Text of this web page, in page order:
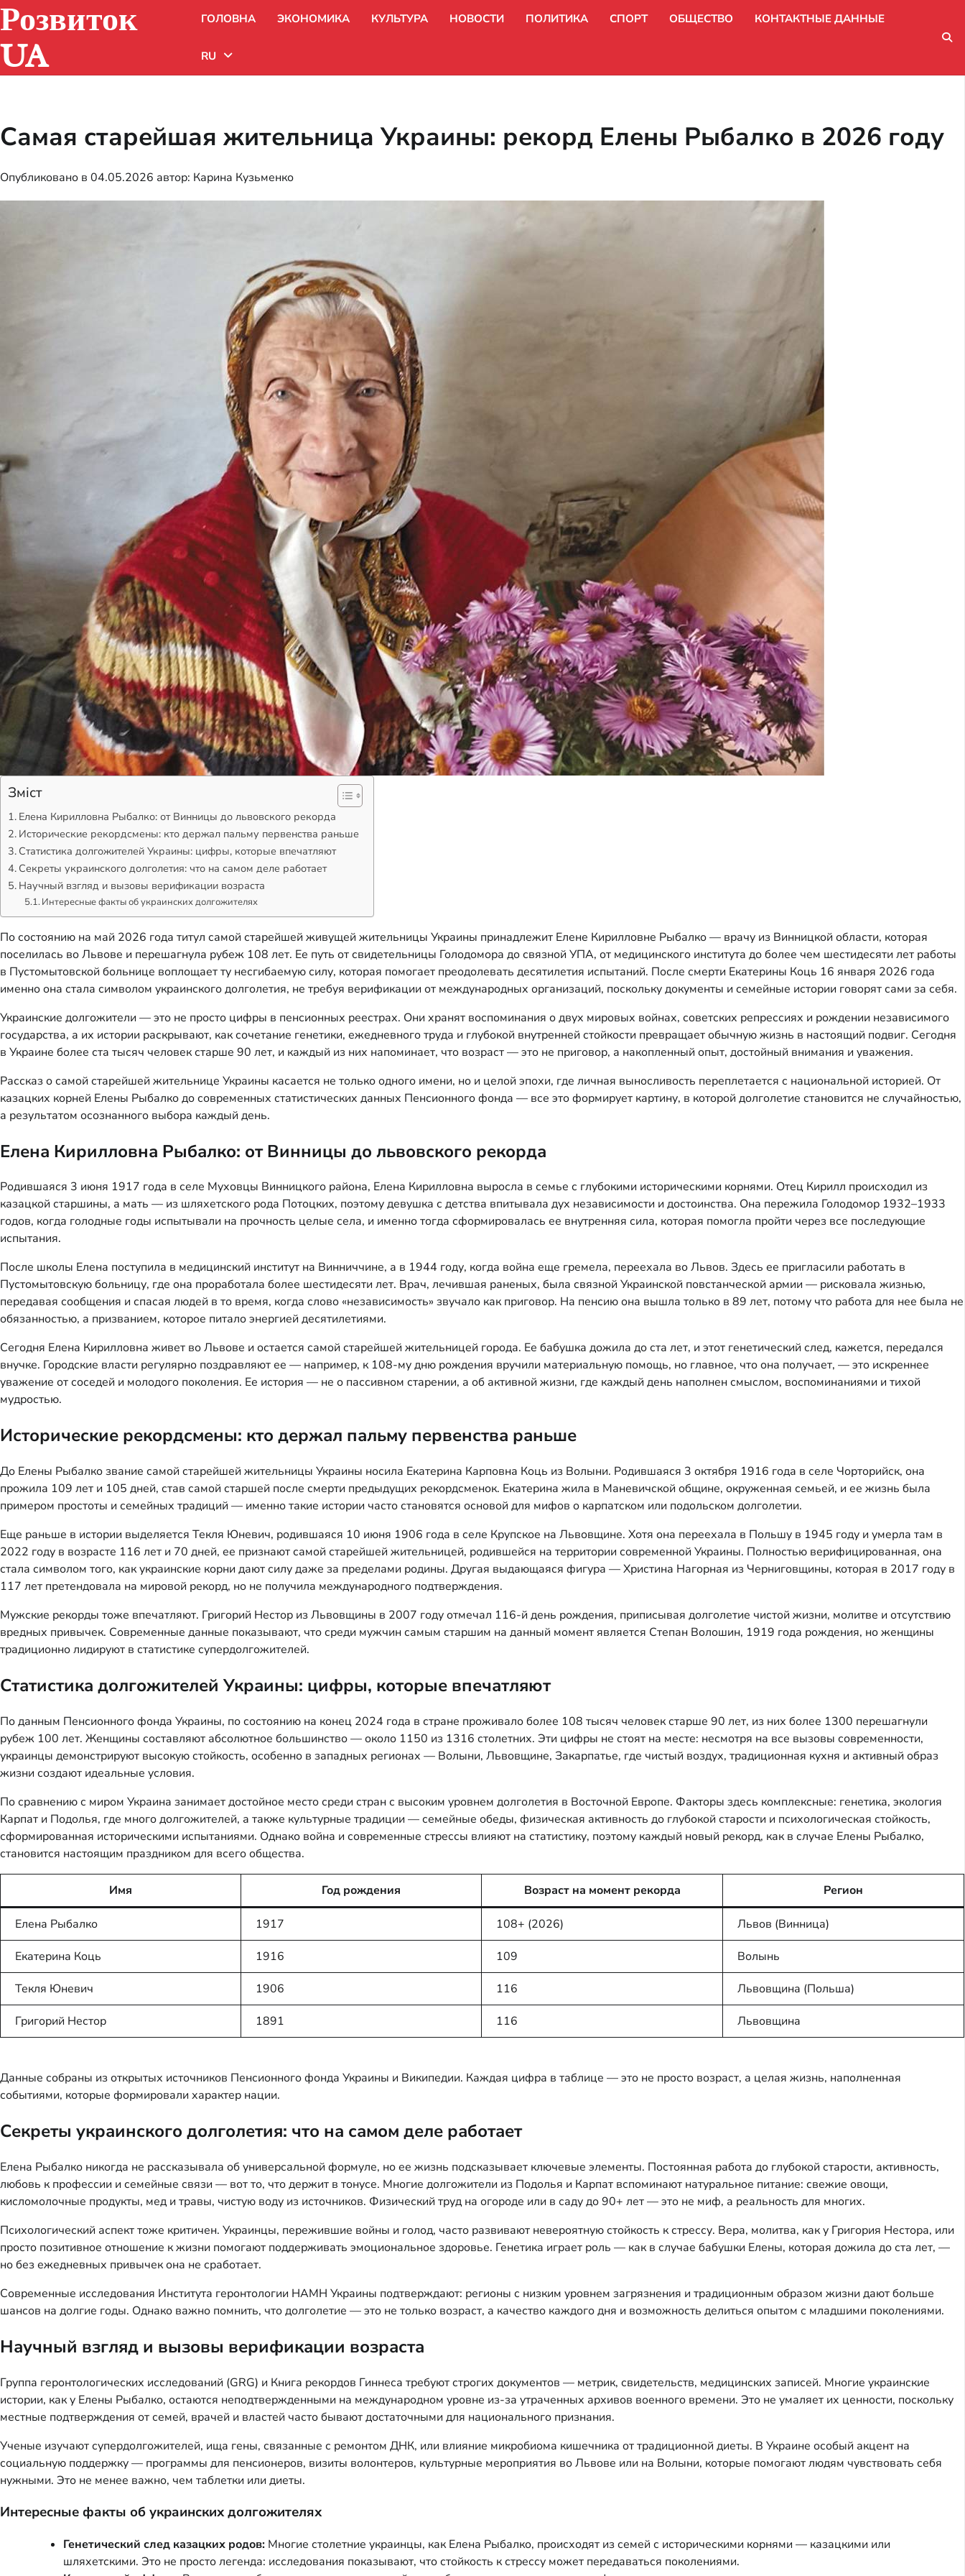
Перейти
к
содержимому
Розвиток
UA
ГОЛОВНА ЭКОНОМИКА КУЛЬТУРА НОВОСТИ ПОЛИТИКА СПОРТ ОБЩЕСТВО КОНТАКТНЫЕ ДАННЫЕ
RU
Ru
Самая старейшая жительница Украины: рекорд Елены Рыбалко в 2026 году
Опубликовано в 04.05.2026 автор: Карина Кузьменко
Зміст
Елена Кирилловна Рыбалко: от Винницы до львовского рекорда
Исторические рекордсмены: кто держал пальму первенства раньше
Статистика долгожителей Украины: цифры, которые впечатляют
Секреты украинского долголетия: что на самом деле работает
Научный взгляд и вызовы верификации возраста
Интересные факты об украинских долгожителях
По состоянию на май 2026 года титул самой старейшей живущей жительницы Украины принадлежит Елене Кирилловне Рыбалко — врачу из Винницкой области, которая
поселилась во Львове и перешагнула рубеж 108 лет. Ее путь от свидетельницы Голодомора до связной УПА, от медицинского института до более чем шестидесяти лет работы
в Пустомытовской больнице воплощает ту несгибаемую силу, которая помогает преодолевать десятилетия испытаний. После смерти Екатерины Коць 16 января 2026 года
именно она стала символом украинского долголетия, не требуя верификации от международных организаций, поскольку документы и семейные истории говорят сами за себя.
Украинские долгожители — это не просто цифры в пенсионных реестрах. Они хранят воспоминания о двух мировых войнах, советских репрессиях и рождении независимого
государства, а их истории раскрывают, как сочетание генетики, ежедневного труда и глубокой внутренней стойкости превращает обычную жизнь в настоящий подвиг. Сегодня
в Украине более ста тысяч человек старше 90 лет, и каждый из них напоминает, что возраст — это не приговор, а накопленный опыт, достойный внимания и уважения.
Рассказ о самой старейшей жительнице Украины касается не только одного имени, но и целой эпохи, где личная выносливость переплетается с национальной историей. От
казацких корней Елены Рыбалко до современных статистических данных Пенсионного фонда — все это формирует картину, в которой долголетие становится не случайностью,
а результатом осознанного выбора каждый день.
Елена Кирилловна Рыбалко: от Винницы до львовского рекорда
Родившаяся 3 июня 1917 года в селе Муховцы Винницкого района, Елена Кирилловна выросла в семье с глубокими историческими корнями. Отец Кирилл происходил из
казацкой старшины, а мать — из шляхетского рода Потоцких, поэтому девушка с детства впитывала дух независимости и достоинства. Она пережила Голодомор 1932–1933
годов, когда голодные годы испытывали на прочность целые села, и именно тогда сформировалась ее внутренняя сила, которая помогла пройти через все последующие
испытания.
После школы Елена поступила в медицинский институт на Винниччине, а в 1944 году, когда война еще гремела, переехала во Львов. Здесь ее пригласили работать в
Пустомытовскую больницу, где она проработала более шестидесяти лет. Врач, лечившая раненых, была связной Украинской повстанческой армии — рисковала жизнью,
передавая сообщения и спасая людей в то время, когда слово «независимость» звучало как приговор. На пенсию она вышла только в 89 лет, потому что работа для нее была не
обязанностью, а призванием, которое питало энергией десятилетиями.
Сегодня Елена Кирилловна живет во Львове и остается самой старейшей жительницей города. Ее бабушка дожила до ста лет, и этот генетический след, кажется, передался
внучке. Городские власти регулярно поздравляют ее — например, к 108-му дню рождения вручили материальную помощь, но главное, что она получает, — это искреннее
уважение от соседей и молодого поколения. Ее история — не о пассивном старении, а об активной жизни, где каждый день наполнен смыслом, воспоминаниями и тихой
мудростью.
Исторические рекордсмены: кто держал пальму первенства раньше
До Елены Рыбалко звание самой старейшей жительницы Украины носила Екатерина Карповна Коць из Волыни. Родившаяся 3 октября 1916 года в селе Чорторийск, она
прожила 109 лет и 105 дней, став самой старшей после смерти предыдущих рекордсменок. Екатерина жила в Маневичской общине, окруженная семьей, и ее жизнь была
примером простоты и семейных традиций — именно такие истории часто становятся основой для мифов о карпатском или подольском долголетии.
Еще раньше в истории выделяется Текля Юневич, родившаяся 10 июня 1906 года в селе Крупское на Львовщине. Хотя она переехала в Польшу в 1945 году и умерла там в
2022 году в возрасте 116 лет и 70 дней, ее признают самой старейшей жительницей, родившейся на территории современной Украины. Полностью верифицированная, она
стала символом того, как украинские корни дают силу даже за пределами родины. Другая выдающаяся фигура — Христина Нагорная из Черниговщины, которая в 2017 году в
117 лет претендовала на мировой рекорд, но не получила международного подтверждения.
Мужские рекорды тоже впечатляют. Григорий Нестор из Львовщины в 2007 году отмечал 116-й день рождения, приписывая долголетие чистой жизни, молитве и отсутствию
вредных привычек. Современные данные показывают, что среди мужчин самым старшим на данный момент является Степан Волошин, 1919 года рождения, но женщины
традиционно лидируют в статистике супердолгожителей.
Статистика долгожителей Украины: цифры, которые впечатляют
По данным Пенсионного фонда Украины, по состоянию на конец 2024 года в стране проживало более 108 тысяч человек старше 90 лет, из них более 1300 перешагнули
рубеж 100 лет. Женщины составляют абсолютное большинство — около 1150 из 1316 столетних. Эти цифры не стоят на месте: несмотря на все вызовы современности,
украинцы демонстрируют высокую стойкость, особенно в западных регионах — Волыни, Львовщине, Закарпатье, где чистый воздух, традиционная кухня и активный образ
жизни создают идеальные условия.
По сравнению с миром Украина занимает достойное место среди стран с высоким уровнем долголетия в Восточной Европе. Факторы здесь комплексные: генетика, экология
Карпат и Подолья, где много долгожителей, а также культурные традиции — семейные обеды, физическая активность до глубокой старости и психологическая стойкость,
сформированная историческими испытаниями. Однако война и современные стрессы влияют на статистику, поэтому каждый новый рекорд, как в случае Елены Рыбалко,
становится настоящим праздником для всего общества.
Имя Год рождения Возраст на момент рекорда Регион
Елена Рыбалко 1917 108+ (2026) Львов (Винница)
Екатерина Коць 1916 109 Волынь
Текля Юневич 1906 116 Львовщина (Польша)
Григорий Нестор 1891 116 Львовщина
Данные собраны из открытых источников Пенсионного фонда Украины и Википедии. Каждая цифра в таблице — это не просто возраст, а целая жизнь, наполненная
событиями, которые формировали характер нации.
Секреты украинского долголетия: что на самом деле работает
Елена Рыбалко никогда не рассказывала об универсальной формуле, но ее жизнь подсказывает ключевые элементы. Постоянная работа до глубокой старости, активность,
любовь к профессии и семейные связи — вот то, что держит в тонусе. Многие долгожители из Подолья и Карпат вспоминают натуральное питание: свежие овощи,
кисломолочные продукты, мед и травы, чистую воду из источников. Физический труд на огороде или в саду до 90+ лет — это не миф, а реальность для многих.
Психологический аспект тоже критичен. Украинцы, пережившие войны и голод, часто развивают невероятную стойкость к стрессу. Вера, молитва, как у Григория Нестора, или
просто позитивное отношение к жизни помогают поддерживать эмоциональное здоровье. Генетика играет роль — как в случае бабушки Елены, которая дожила до ста лет, —
но без ежедневных привычек она не сработает.
Современные исследования Института геронтологии НАМН Украины подтверждают: регионы с низким уровнем загрязнения и традиционным образом жизни дают больше
шансов на долгие годы. Однако важно помнить, что долголетие — это не только возраст, а качество каждого дня и возможность делиться опытом с младшими поколениями.
Научный взгляд и вызовы верификации возраста
Группа геронтологических исследований (GRG) и Книга рекордов Гиннеса требуют строгих документов — метрик, свидетельств, медицинских записей. Многие украинские
истории, как у Елены Рыбалко, остаются неподтвержденными на международном уровне из-за утраченных архивов военного времени. Это не умаляет их ценности, поскольку
местные подтверждения от семей, врачей и властей часто бывают достаточными для национального признания.
Ученые изучают супердолгожителей, ища гены, связанные с ремонтом ДНК, или влияние микробиома кишечника от традиционной диеты. В Украине особый акцент на
социальную поддержку — программы для пенсионеров, визиты волонтеров, культурные мероприятия во Львове или на Волыни, которые помогают людям чувствовать себя
нужными. Это не менее важно, чем таблетки или диеты.
Интересные факты об украинских долгожителях
Генетический след казацких родов: Многие столетние украинцы, как Елена Рыбалко, происходят из семей с историческими корнями — казацкими или
шляхетскими. Это не просто легенда: исследования показывают, что стойкость к стрессу может передаваться поколениями.